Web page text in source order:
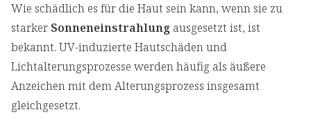
Wie schädlich es für die Haut sein kann, wenn sie zu
starker Sonneneinstrahlung ausgesetzt ist, ist
bekannt. UV-induzierte Hautschäden und
Lichtalterungsprozesse werden häufig als äußere
Anzeichen mit dem Alterungsprozess insgesamt
gleichgesetzt.